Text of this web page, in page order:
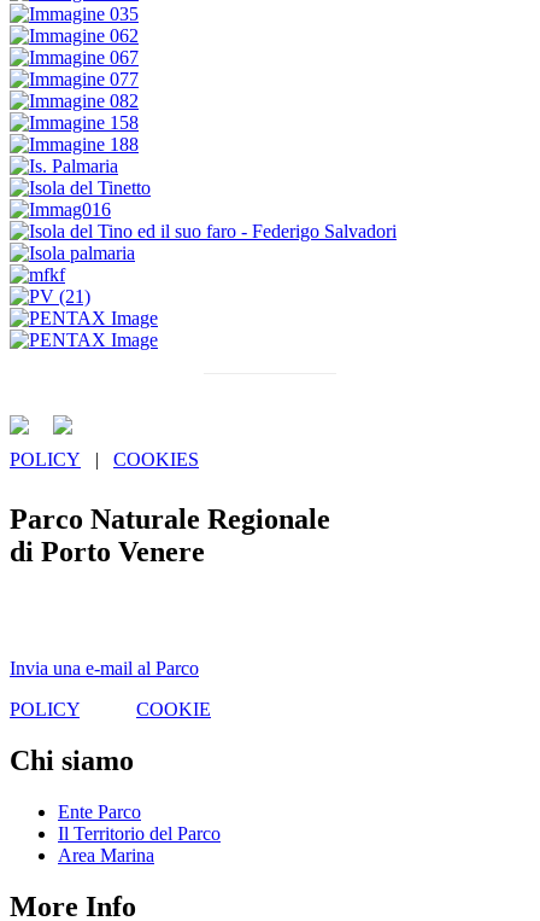
POLICY | COOKIES
Parco Naturale Regionale
di Porto Venere
Invia una e-mail al Parco
POLICY
COOKIE
Chi siamo
Ente Parco
Il Territorio del Parco
Area Marina
More Info